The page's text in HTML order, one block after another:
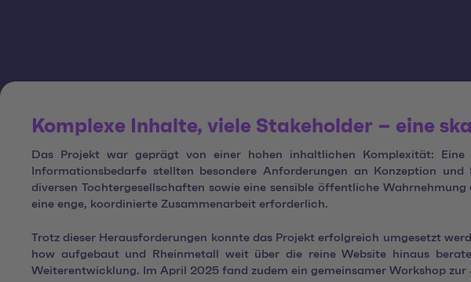
Komplexe Inhalte, viele Stakeholder – eine
Das Projekt war geprägt von einer hohen inhaltlichen Komplexität:
Informationsbedarfe stellten besondere Anforderungen an Konzeption
diversen Tochtergesellschaften sowie eine sensible öffentliche
eine enge, koordinierte Zusammenarbeit erforderlich.
Trotz dieser Herausforderungen konnte das Projekt erfolgreich umgesetzt
how aufgebaut und Rheinmetall weit über die reine Website hinaus
Weiterentwicklung. Im April 2025 fand zudem ein gemeinsamer Workshop